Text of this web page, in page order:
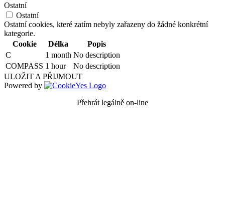
Ostatní
Ostatní
Ostatní cookies, které zatím nebyly zařazeny do žádné konkrétní
kategorie.
Cookie
Délka
Popis
C
1 month No description
COMPASS 1 hour
No description
ULOŽIT A PŘIJMOUT
Powered by
Přehrát legálně on-line